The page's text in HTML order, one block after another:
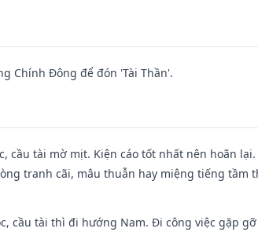
Chính Đông để đón 'Tài Thần'.
cầu tài mờ mịt. Kiện cáo tốt nhất nên hoãn
tranh cãi, mâu thuẫn hay miệng tiếng tầm
cầu tài thì đi hướng Nam. Đi công việc gặp